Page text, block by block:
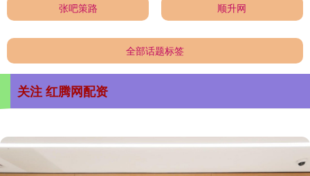
张吧策路 顺升网
全部话题标签
关注 红腾网配资